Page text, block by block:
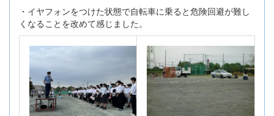
・イヤフォンをつけた状態で自転車に乗ると危険回避が難し
くなることを改めて感じました。